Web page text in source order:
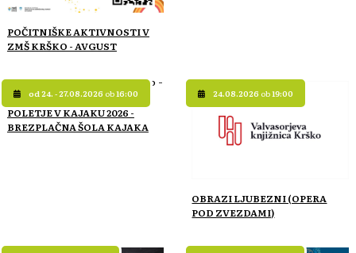
POČITNIŠKE AKTIVNOSTI V
ZMŠ KRŠKO - AVGUST
od 24. - 27.08.2026 ob16:00
POLETJE V KAJAKU 2026 -
BREZPLAČNA ŠOLA KAJAKA
24.08.2026 ob19:00
OBRAZI LJUBEZNI (OPERA
POD ZVEZDAMI)